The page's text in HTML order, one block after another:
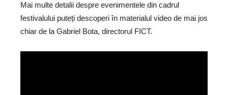
Mai multe detalii despre evenimentele din cadrul
festivalului puteți descoperi în materialul video de mai jos
chiar de la Gabriel Bota, directorul FICT.